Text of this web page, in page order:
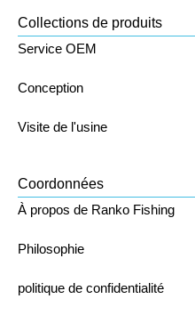
Collections de produits
Service OEM
Conception
Visite de l'usine
Coordonnées
À propos de Ranko Fishing
Philosophie
politique de confidentialité